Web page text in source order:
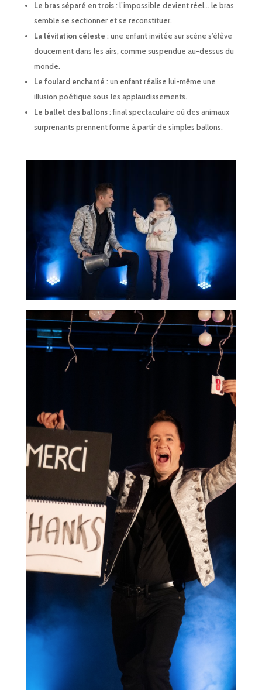
Le bras séparé en trois: l’impossible devient réel… le bras
semble se sectionner et se reconstituer.
La lévitation céleste : une enfant invitée sur scène s’élève
doucement dans les airs, comme suspendue au-dessus du
monde.
Le foulard enchanté : un enfant réalise lui-même une
illusion poétique sous les applaudissements.
Le ballet des ballons: final spectaculaire où des animaux
surprenants prennent forme à partir de simples ballons.